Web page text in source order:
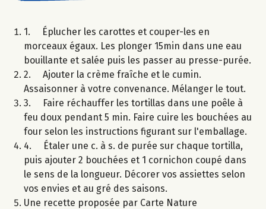
1. Éplucher les carottes et couper-les en
morceaux égaux. Les plonger 15min dans une eau
bouillante et salée puis les passer au presse-purée.
2. Ajouter la crème fraîche et le cumin.
Assaisonner à votre convenance. Mélanger le tout.
3. Faire réchauffer les tortillas dans une poêle à
feu doux pendant 5 min. Faire cuire les bouchées au
four selon les instructions figurant sur l'emballage.
4. Étaler une c. à s. de purée sur chaque tortilla,
puis ajouter 2 bouchées et 1 cornichon coupé dans
le sens de la longueur. Décorer vos assiettes selon
vos envies et au gré des saisons.
Une recette proposée par Carte Nature